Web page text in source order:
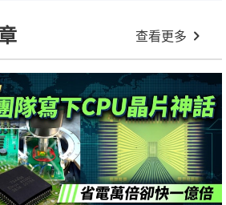
查看更多